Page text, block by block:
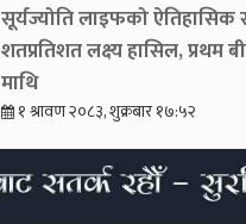
सूर्यज्योति लाइफको
शतप्रतिशत लक्ष्य हासिल, प्रथम
माथि
१ श्रावण २०८३, शुक्रबार १७:५२